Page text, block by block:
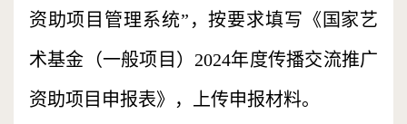
资助项目管理系统”，按要求填写《国家艺
术基金（一般项目）2024年度传播交流推广
资助项目申报表》，上传申报材料。